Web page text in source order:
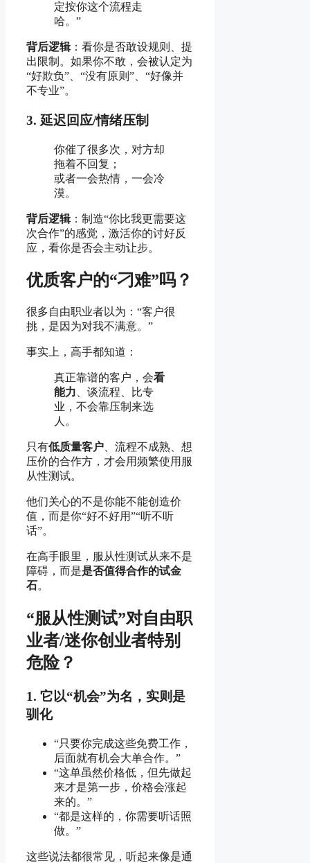
定按你这个流程走
哈。”
背后逻辑：看你是否敢设规则、提
出限制。如果你不敢，会被认定为
“好欺负”、“没有原则”、“好像并
不专业”。
3. 延迟回应/情绪压制
你催了很多次，对方却
拖着不回复；
或者一会热情，一会冷
漠。
背后逻辑：制造“你比我更需要这
次合作”的感觉，激活你的讨好反
应，看你是否会主动让步。
优质客户的“刁难”吗？
很多自由职业者以为：“客户很
挑，是因为对我不满意。”
事实上，高手都知道：
真正靠谱的客户，会看
能力 、谈流程、比专
业，不会靠压制来选
人。
只有低质量客户 、流程不成熟、想
压价的合作方，才会用频繁使用服
从性测试。
他们关心的不是你能不能创造价
值，而是你“好不好用”“听不听
话”。
在高手眼里，服从性测试从来不是
障碍，而是是否值得合作的试金
石。
“服从性测试”对自由职
业者/迷你创业者特别
危险？
1. 它以“机会”为名，实则是
驯化
“只要你完成这些免费工作，
后面就有机会大单合作。”
“这单虽然价格低，但先做起
来才是第一步，价格会涨起
来的。”
“都是这样的，你需要听话照
做。”
这些说法都很常见，听起来像是通